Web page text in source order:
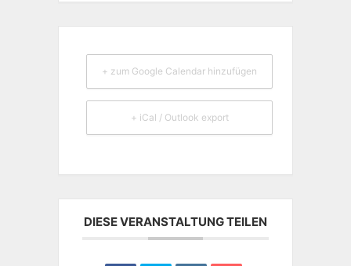
+ zum Google Calendar hinzufügen
+ iCal / Outlook export
DIESE VERANSTALTUNG TEILEN